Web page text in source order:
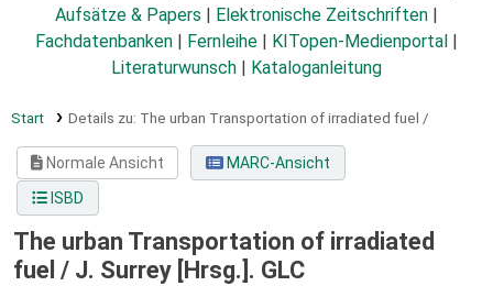
Aufsätze & Papers
Elektronische Zeitschriften
Fachdatenbanken
Fernleihe KITopen-Medienportal
Literaturwunsch
Kataloganleitung
Start Details zu: The urban Transportation of irradiated fuel /
Normale Ansicht
MARC-Ansicht
ISBD
The urban Transportation of irradiated
fuel / J. Surrey [Hrsg.]. GLC